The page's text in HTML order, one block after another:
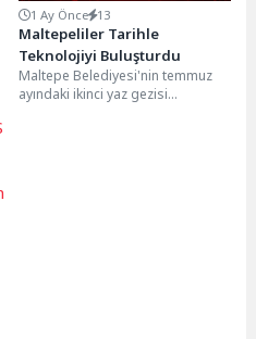
1 Ay Önce 13
Maltepeliler Tarihle
Teknolojiyi Buluşturdu
Maltepe Belediyesi'nin temmuz
ayındaki ikinci yaz gezisi